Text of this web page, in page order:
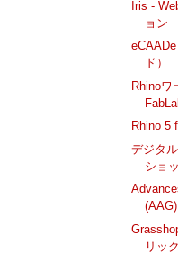
Iris -
ョン
ド）
Rhinoワ
Rhino 5
デジタ
ショ
リッ